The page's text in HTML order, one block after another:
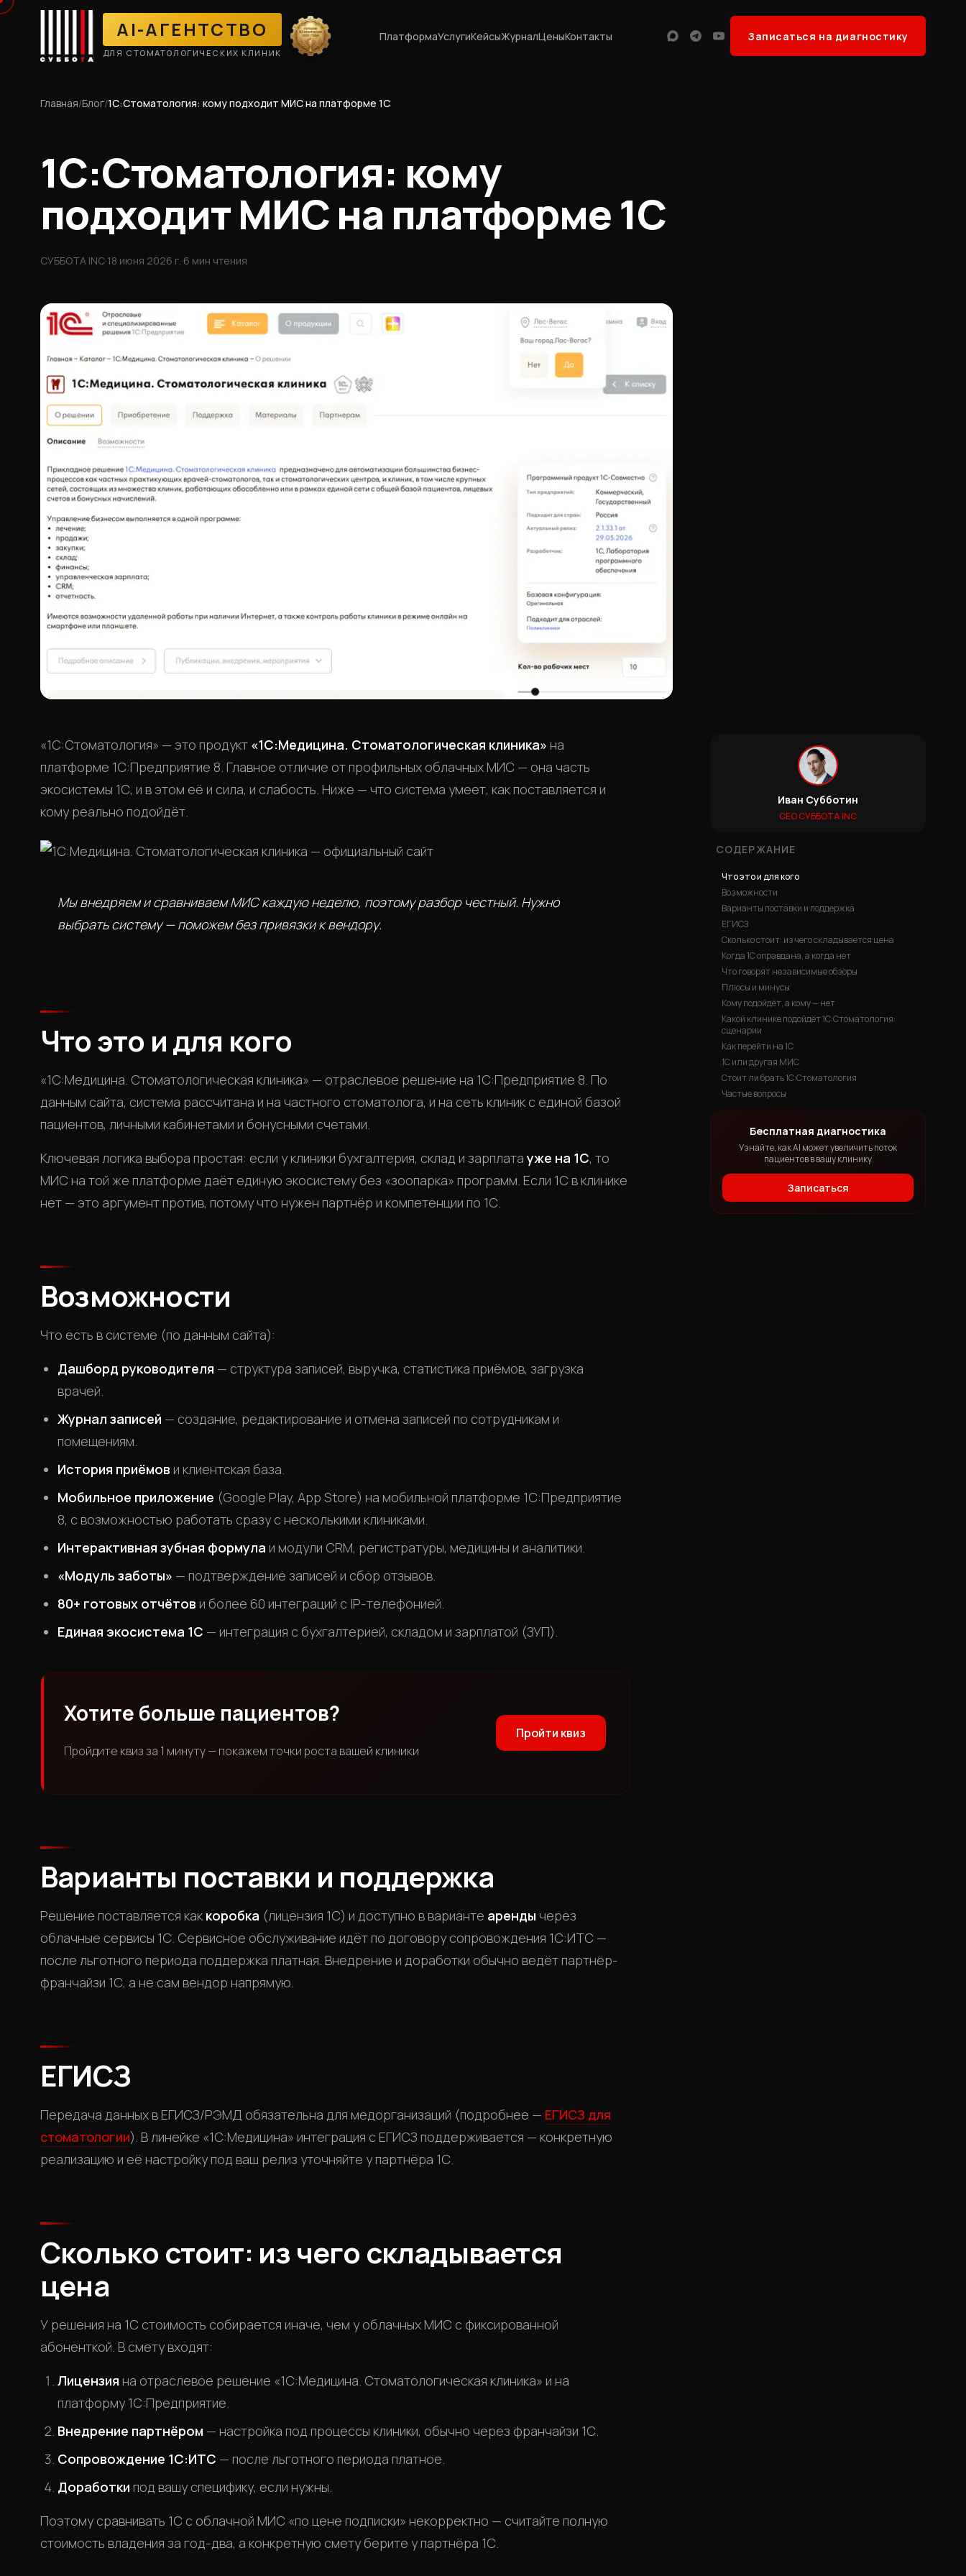
AI-АГЕНТСТВО
ДЛЯ СТОМАТОЛОГИЧЕСКИХ КЛИНИК
ПлатформаУслугиКейсыЖурналЦеныКонтакты
MaxTelegramYouTube
Записаться на диагностику
Главная/Блог/1С:Стоматология: кому подходит МИС на платформе 1С
1С:Стоматология: кому
подходит МИС на платформе 1С
СУББОТА INC·18 июня 2026 г.·6 мин чтения
«1С:Стоматология» — это продукт «1С:Медицина. Стоматологическая клиника» на
платформе 1С:Предприятие 8. Главное отличие от профильных облачных МИС — она часть
экосистемы 1С, и в этом её и сила, и слабость. Ниже — что система умеет, как поставляется и
кому реально подойдёт.
Мы внедряем и сравниваем МИС каждую неделю, поэтому разбор честный. Нужно
выбрать систему — поможем без привязки к вендору.
Что это и для кого
«1С:Медицина. Стоматологическая клиника» — отраслевое решение на 1С:Предприятие 8. По
данным сайта, система рассчитана и на частного стоматолога, и на сеть клиник с единой базой
пациентов, личными кабинетами и бонусными счетами.
Ключевая логика выбора простая: если у клиники бухгалтерия, склад и зарплата уже на 1С, то
МИС на той же платформе даёт единую экосистему без «зоопарка» программ. Если 1С в клинике
нет — это аргумент против, потому что нужен партнёр и компетенции по 1С.
Возможности
Что есть в системе (по данным сайта):
Дашборд руководителя — структура записей, выручка, статистика приёмов, загрузка
врачей.
Журнал записей — создание, редактирование и отмена записей по сотрудникам и
помещениям.
История приёмов и клиентская база.
Мобильное приложение (Google Play, App Store) на мобильной платформе 1С:Предприятие
8, с возможностью работать сразу с несколькими клиниками.
Интерактивная зубная формула и модули CRM, регистратуры, медицины и аналитики.
«Модуль заботы» — подтверждение записей и сбор отзывов.
80+ готовых отчётов и более 60 интеграций с IP-телефонией.
Единая экосистема 1С — интеграция с бухгалтерией, складом и зарплатой (ЗУП).
Хотите больше пациентов?
Пройдите квиз за 1 минуту — покажем точки роста вашей клиники
Пройти квиз
Варианты поставки и поддержка
Решение поставляется как коробка (лицензия 1С) и доступно в варианте аренды через
облачные сервисы 1С. Сервисное обслуживание идёт по договору сопровождения 1С:ИТС —
после льготного периода поддержка платная. Внедрение и доработки обычно ведёт партнёр-
франчайзи 1С, а не сам вендор напрямую.
ЕГИСЗ
Передача данных в ЕГИСЗ/РЭМД обязательна для медорганизаций (подробнее — ЕГИСЗ для
стоматологии). В линейке «1С:Медицина» интеграция с ЕГИСЗ поддерживается — конкретную
реализацию и её настройку под ваш релиз уточняйте у партнёра 1С.
Сколько стоит: из чего складывается
цена
У решения на 1С стоимость собирается иначе, чем у облачных МИС с фиксированной
абоненткой. В смету входят:
Лицензия на отраслевое решение «1С:Медицина. Стоматологическая клиника» и на
платформу 1С:Предприятие.
Внедрение партнёром — настройка под процессы клиники, обычно через франчайзи 1С.
Сопровождение 1С:ИТС — после льготного периода платное.
Доработки под вашу специфику, если нужны.
Поэтому сравнивать 1С с облачной МИС «по цене подписки» некорректно — считайте полную
стоимость владения за год-два, а конкретную смету берите у партнёра 1С.
Иван Субботин
CEO СУББОТА INC
СОДЕРЖАНИЕ
Что это и для кого
Возможности
Варианты поставки и поддержка
ЕГИСЗ
Сколько стоит: из чего складывается цена
Когда 1С оправдана, а когда нет
Что говорят независимые обзоры
Плюсы и минусы
Кому подойдёт, а кому — нет
Какой клинике подойдёт 1С:Стоматология:
сценарии
Как перейти на 1С
1С или другая МИС
Стоит ли брать 1С:Стоматология
Частые вопросы
Бесплатная диагностика
Узнайте, как AI может увеличить поток
пациентов в вашу клинику
Записаться